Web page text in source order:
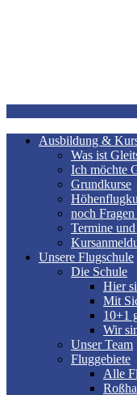
Ausbildung &
Was ist
Ich möchte
Grundkurse
noch
Termine
Unsere Flugschule
Die Schule
Hier
Mit
10+1
Wir
Unser Team
Fluggebiete
Alle